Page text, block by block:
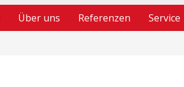
Über uns Referenzen Service